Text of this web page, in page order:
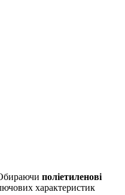
поліетиленові
характеристик